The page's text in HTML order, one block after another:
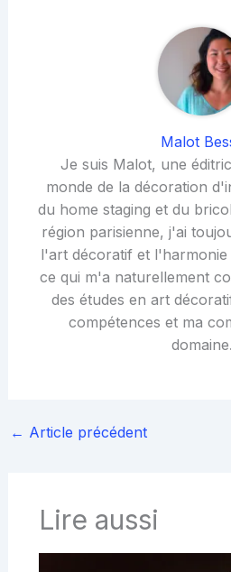
Malot
Je suis Malot, une
monde de la décoration
du home staging et du
région parisienne, j'ai
l'art décoratif et l'harmonie
ce qui m'a naturellement
des études en art
compétences et ma
domaine.
← Article précédent
Lire aussi